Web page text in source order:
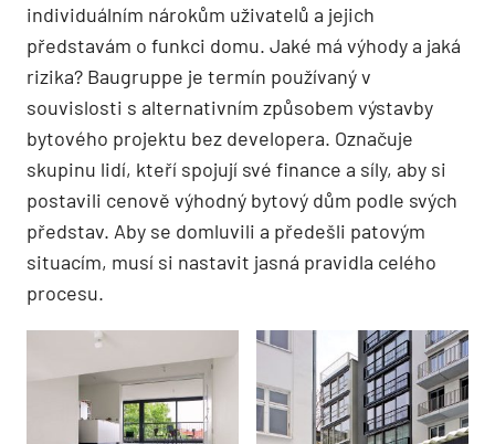
individuálním nárokům uživatelů a jejich
představám o funkci domu. Jaké má výhody a jaká
rizika? Baugruppe je termín používaný v
souvislosti s alternativním způsobem výstavby
bytového projektu bez developera. Označuje
skupinu lidí, kteří spojují své finance a síly, aby si
postavili cenově výhodný bytový dům podle svých
představ. Aby se domluvili a předešli patovým
situacím, musí si nastavit jasná pravidla celého
procesu.